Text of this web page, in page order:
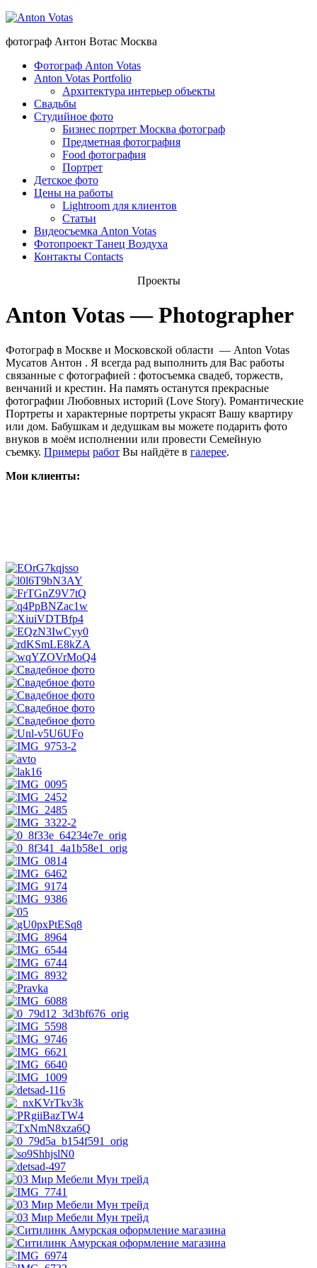
фотограф Антон Вотас Москва
Фотограф Anton Votas
Anton Votas Portfolio
Архитектура интерьер объекты
Свадьбы
Студийное фото
Бизнес портрет Москва фотограф
Предметная фотография
Food фотография
Портрет
Детское фото
Цены на работы
Lightroom для клиентов
Статьи
Видеосъемка Anton Votas
Фотопроект Танец Воздуха
Контакты Contacts
Проекты
Anton Votas — Photographer
Фотограф в Москве и Московской области — Anton Votas
Мусатов Антон . Я всегда рад выполнить для Вас работы
связанные с фотографией : фотосъемка свадеб, торжеств,
венчаний и крестин. На память останутся прекрасные
фотографии Любовных историй (Love Story). Романтические
Портреты и характерные портреты украсят Вашу квартиру
или дом. Бабушкам и дедушкам вы можете подарить фото
внуков в моём исполнении или провести Семейную
съемку. Примеры работ Вы найдёте в галерее.
Мои клиенты: